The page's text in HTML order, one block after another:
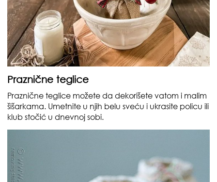
Praznične teglice
Praznične teglice možete da dekorišete vatom i malim
šišarkama. Umetnite u njih belu sveću i ukrasite policu ili
klub stočić u dnevnoj sobi.